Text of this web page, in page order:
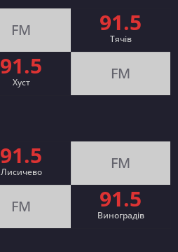
FM 91.5
Тячів
91.5
Хуст FM
91.5
Лисичево FM
FM 91.5
Виноградів